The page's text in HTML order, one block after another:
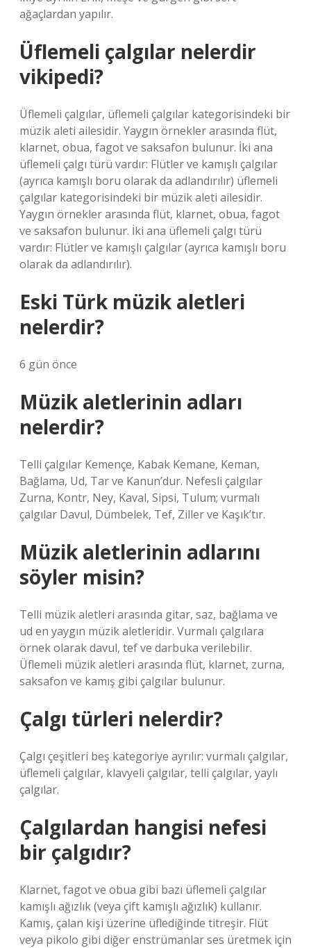
ağaçlardan yapılır.
Üflemeli çalgılar nelerdir
vikipedi?
Üflemeli çalgılar, üflemeli çalgılar kategorisindeki bir
müzik aleti ailesidir. Yaygın örnekler arasında flüt,
klarnet, obua, fagot ve saksafon bulunur. İki ana
üflemeli çalgı türü vardır: Flütler ve kamışlı çalgılar
(ayrıca kamışlı boru olarak da adlandırılır) üflemeli
çalgılar kategorisindeki bir müzik aleti ailesidir.
Yaygın örnekler arasında flüt, klarnet, obua, fagot
ve saksafon bulunur. İki ana üflemeli çalgı türü
vardır: Flütler ve kamışlı çalgılar (ayrıca kamışlı boru
olarak da adlandırılır).
Eski Türk müzik aletleri
nelerdir?
6 gün önce
Müzik aletlerinin adları
nelerdir?
Telli çalgılar Kemençe, Kabak Kemane, Keman,
Bağlama, Ud, Tar ve Kanun’dur. Nefesli çalgılar
Zurna, Kontr, Ney, Kaval, Sipsi, Tulum; vurmalı
çalgılar Davul, Dümbelek, Tef, Ziller ve Kaşık’tır.
Müzik aletlerinin adlarını
söyler misin?
Telli müzik aletleri arasında gitar, saz, bağlama ve
ud en yaygın müzik aletleridir. Vurmalı çalgılara
örnek olarak davul, tef ve darbuka verilebilir.
Üflemeli müzik aletleri arasında flüt, klarnet, zurna,
saksafon ve kamış gibi çalgılar bulunur.
Çalgı türleri nelerdir?
Çalgı çeşitleri beş kategoriye ayrılır: vurmalı çalgılar,
üflemeli çalgılar, klavyeli çalgılar, telli çalgılar, yaylı
çalgılar.
Çalgılardan hangisi nefesi
bir çalgıdır?
Klarnet, fagot ve obua gibi bazı üflemeli çalgılar
kamışlı ağızlık (veya çift kamışlı ağızlık) kullanır.
Kamış, çalan kişi üzerine üflediğinde titreşir. Flüt
veya pikolo gibi diğer enstrümanlar ses üretmek için